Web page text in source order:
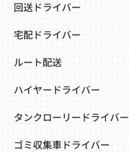
回送ドライバー
宅配ドライバー
ルート配送
ハイヤードライバー
タンクローリードライバー
ゴミ収集車ドライバー